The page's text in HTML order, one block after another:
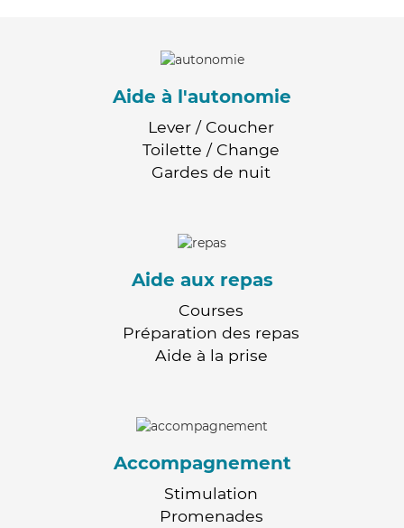
Aide à l'autonomie
Lever / Coucher
Toilette / Change
Gardes de nuit
Aide aux repas
Courses
Préparation des repas
Aide à la prise
Accompagnement
Stimulation
Promenades